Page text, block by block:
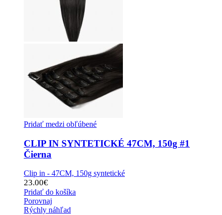
Pridať medzi obľúbené
CLIP IN SYNTETICKÉ 47CM, 150g #1
Čierna
Clip in - 47CM, 150g syntetické
23.00€
Pridať do košíka
Porovnaj
Rýchly náhľad